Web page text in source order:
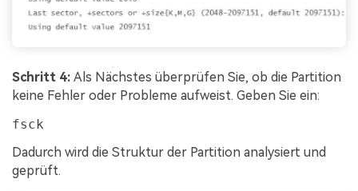
Schritt 4: Als Nächstes überprüfen Sie, ob die Partition
keine Fehler oder Probleme aufweist. Geben Sie ein:
fsck
Dadurch wird die Struktur der Partition analysiert und
geprüft.